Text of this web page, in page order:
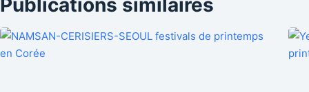
Publications similaires